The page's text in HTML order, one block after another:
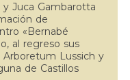
Juca Gambarotta
de
«Bernabé
al regreso sus
Arboretum Lussich y
de Castillos